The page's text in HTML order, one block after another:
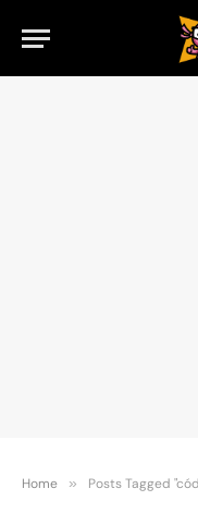
Home » Posts Tagged